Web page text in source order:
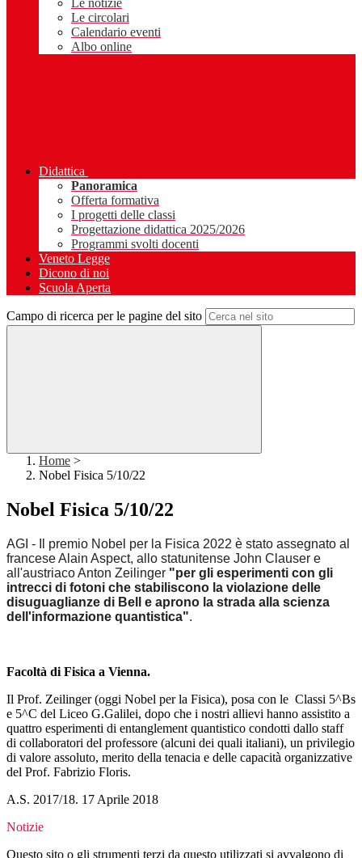
Le notizie
Le circolari
Calendario eventi
Albo online
Didattica
Panoramica
Offerta formativa
I progetti delle classi
Progettazione didattica 2025/2026
Programmi svolti docenti
Veneto Legge
Dicono di noi
Scuola Aperta
Campo di ricerca per le pagine del sito
Home >
Nobel Fisica 5/10/22
Nobel Fisica 5/10/22
AGI - Il premio Nobel per la Fisica 2022 è stato assegnato al
francese Alain Aspect, allo statunitense John Clauser e
all'austriaco Anton Zeilinger "per gli esperimenti con gli
intrecci di fotoni che stabiliscono la violazione delle
disuguaglianze di Bell e aprono la strada alla scienza
dell'informazione quantistica".
Facoltà di Fisica a Vienna.
Il Prof. Zeilinger (oggi Nobel per la Fisica), posa con le Classi 5^Bs
e 5^C del Liceo G.Galilei, dopo che i nostri allievi hanno assistito a
quattro esperimenti di entanglement quantistico condotti dallo staff
di collaboratori del professore (alcuni dei quali italiani), un privilegio
di valore assoluto, merito della tenacia e delle capacità organizzative
del Prof. Fabrizio Floris.
A.S. 2017/18. 17 Aprile 2018
Notizie
Questo sito o gli strumenti terzi da questo utilizzati si avvalgono di